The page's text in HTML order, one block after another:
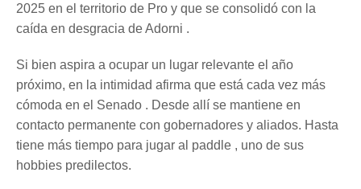
2025 en el territorio de Pro y que se consolidó con la
caída en desgracia de Adorni .
Si bien aspira a ocupar un lugar relevante el año
próximo, en la intimidad afirma que está cada vez más
cómoda en el Senado . Desde allí se mantiene en
contacto permanente con gobernadores y aliados. Hasta
tiene más tiempo para jugar al paddle , uno de sus
hobbies predilectos.